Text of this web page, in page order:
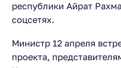
республики Айрат
соцсетях.
Министр 12 апреля
проекта,